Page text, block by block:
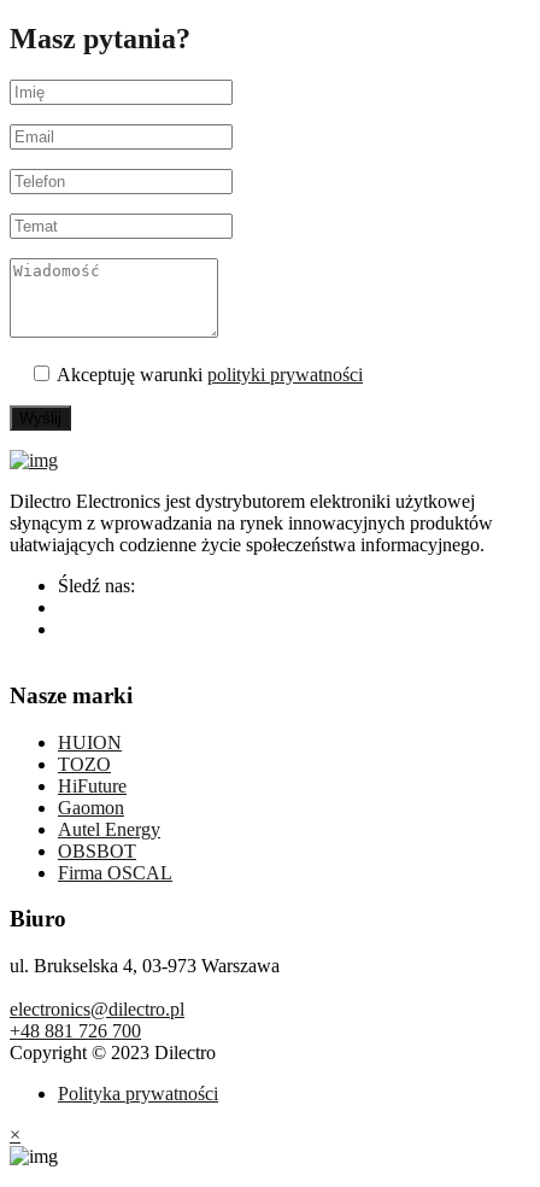
Masz pytania?
Akceptuję warunki polityki prywatności
Wyślij
Dilectro Electronics jest dystrybutorem elektroniki użytkowej
słynącym z wprowadzania na rynek innowacyjnych produktów
ułatwiających codzienne życie społeczeństwa informacyjnego.
Śledź nas:
Nasze marki
HUION
TOZO
HiFuture
Gaomon
Autel Energy
OBSBOT
Firma OSCAL
Biuro
ul. Brukselska 4, 03-973 Warszawa
electronics@dilectro.pl
+48 881 726 700
Copyright © 2023 Dilectro
Polityka prywatności
×